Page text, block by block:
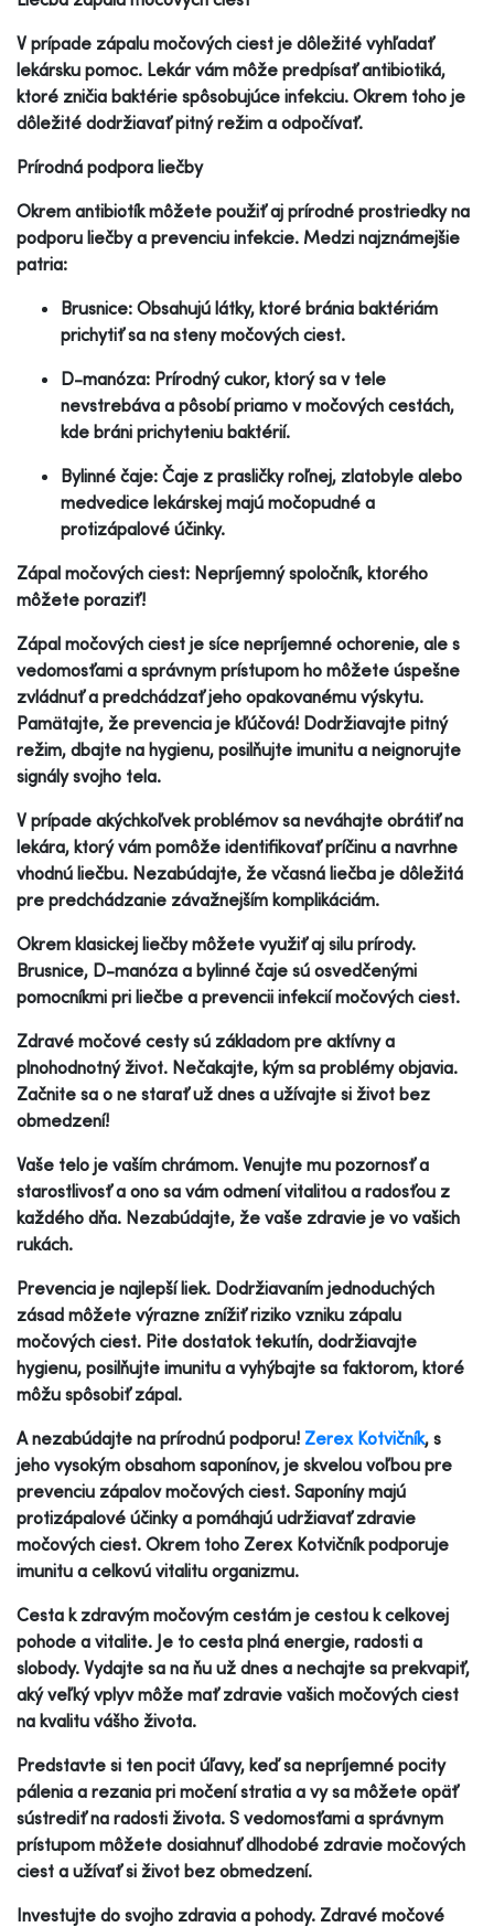
V prípade zápalu močových ciest je dôležité vyhľadať
lekársku pomoc. Lekár vám môže predpísať antibiotiká,
ktoré zničia baktérie spôsobujúce infekciu. Okrem toho je
dôležité dodržiavať pitný režim a odpočívať.
Prírodná podpora liečby
Okrem antibiotík môžete použiť aj prírodné prostriedky na
podporu liečby a prevenciu infekcie. Medzi najznámejšie
patria:
Brusnice: Obsahujú látky, ktoré bránia baktériám
prichytiť sa na steny močových ciest.
D-manóza: Prírodný cukor, ktorý sa v tele
nevstrebáva a pôsobí priamo v močových cestách,
kde bráni prichyteniu baktérií.
Bylinné čaje: Čaje z prasličky roľnej, zlatobyle alebo
medvedice lekárskej majú močopudné a
protizápalové účinky.
Zápal močových ciest: Nepríjemný spoločník, ktorého
môžete poraziť!
Zápal močových ciest je síce nepríjemné ochorenie, ale s
vedomosťami a správnym prístupom ho môžete úspešne
zvládnuť a predchádzať jeho opakovanému výskytu.
Pamätajte, že prevencia je kľúčová! Dodržiavajte pitný
režim, dbajte na hygienu, posilňujte imunitu a neignorujte
signály svojho tela.
V prípade akýchkoľvek problémov sa neváhajte obrátiť na
lekára, ktorý vám pomôže identifikovať príčinu a navrhne
vhodnú liečbu. Nezabúdajte, že včasná liečba je dôležitá
pre predchádzanie závažnejším komplikáciám.
Okrem klasickej liečby môžete využiť aj silu prírody.
Brusnice, D-manóza a bylinné čaje sú osvedčenými
pomocníkmi pri liečbe a prevencii infekcií močových ciest.
Zdravé močové cesty sú základom pre aktívny a
plnohodnotný život. Nečakajte, kým sa problémy objavia.
Začnite sa o ne starať už dnes a užívajte si život bez
obmedzení!
Vaše telo je vaším chrámom. Venujte mu pozornosť a
starostlivosť a ono sa vám odmení vitalitou a radosťou z
každého dňa. Nezabúdajte, že vaše zdravie je vo vašich
rukách.
Prevencia je najlepší liek. Dodržiavaním jednoduchých
zásad môžete výrazne znížiť riziko vzniku zápalu
močových ciest. Pite dostatok tekutín, dodržiavajte
hygienu, posilňujte imunitu a vyhýbajte sa faktorom, ktoré
môžu spôsobiť zápal.
A nezabúdajte na prírodnú podporu! Zerex Kotvičník, s
jeho vysokým obsahom saponínov, je skvelou voľbou pre
prevenciu zápalov močových ciest. Saponíny majú
protizápalové účinky a pomáhajú udržiavať zdravie
močových ciest. Okrem toho Zerex Kotvičník podporuje
imunitu a celkovú vitalitu organizmu.
Cesta k zdravým močovým cestám je cestou k celkovej
pohode a vitalite. Je to cesta plná energie, radosti a
slobody. Vydajte sa na ňu už dnes a nechajte sa prekvapiť,
aký veľký vplyv môže mať zdravie vašich močových ciest
na kvalitu vášho života.
Predstavte si ten pocit úľavy, keď sa nepríjemné pocity
pálenia a rezania pri močení stratia a vy sa môžete opäť
sústrediť na radosti života. S vedomosťami a správnym
prístupom môžete dosiahnuť dlhodobé zdravie močových
ciest a užívať si život bez obmedzení.
Investujte do svojho zdravia a pohody. Zdravé močové